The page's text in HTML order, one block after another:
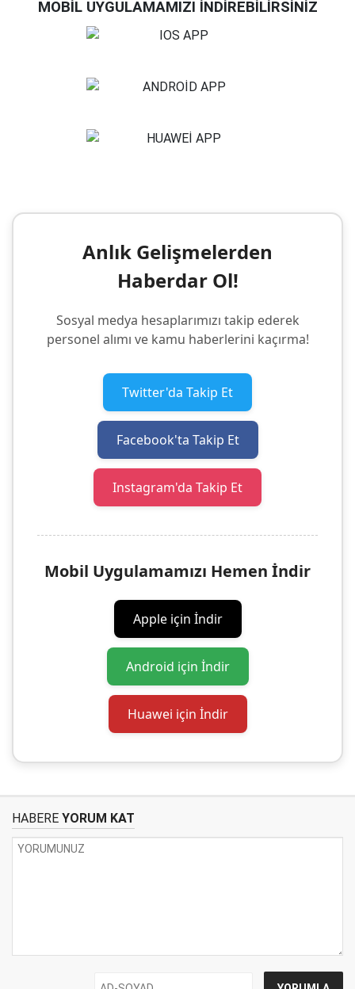
MOBİL UYGULAMAMIZI İNDİREBİLİRSİNİZ
Anlık Gelişmelerden
Haberdar Ol!
Sosyal medya hesaplarımızı takip ederek
personel alımı ve kamu haberlerini kaçırma!
Twitter'da Takip Et
Facebook'ta Takip Et
Instagram'da Takip Et
Mobil Uygulamamızı Hemen İndir
Apple için İndir
Android için İndir
Huawei için İndir
HABERE YORUM KAT